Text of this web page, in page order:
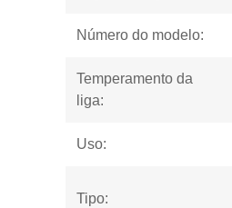
Número do modelo:
Temperamento da
liga:
Uso:
Tipo: